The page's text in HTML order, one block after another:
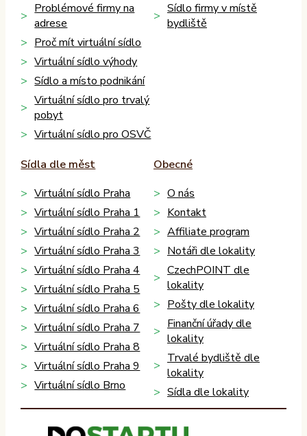
Problémové firmy na
adrese
Proč mít virtuální sídlo
Virtuální sídlo výhody
Sídlo a místo podnikání
Virtuální sídlo pro trvalý
pobyt
Virtuální sídlo pro OSVČ
Sídlo firmy v místě
bydliště
Sídla dle měst
Virtuální sídlo Praha
Virtuální sídlo Praha 1
Virtuální sídlo Praha 2
Virtuální sídlo Praha 3
Virtuální sídlo Praha 4
Virtuální sídlo Praha 5
Virtuální sídlo Praha 6
Virtuální sídlo Praha 7
Virtuální sídlo Praha 8
Virtuální sídlo Praha 9
Virtuální sídlo Brno
Obecné
O nás
Kontakt
Affiliate program
Notáři dle lokality
CzechPOINT dle
lokality
Pošty dle lokality
Finanční úřady dle
lokality
Trvalé bydliště dle
lokality
Sídla dle lokality